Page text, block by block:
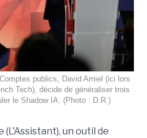
publics, David Amiel (ici lors
Tech), décide de généraliser trois
le Shadow IA. (Photo : D.R.)
un outil de